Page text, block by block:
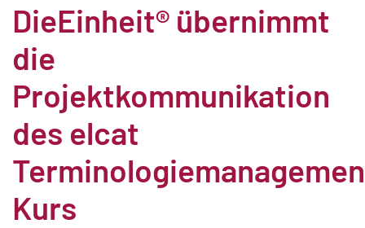
DieEinheit® übernimmt
die
Projektkommunikation
des elcat
Kurs